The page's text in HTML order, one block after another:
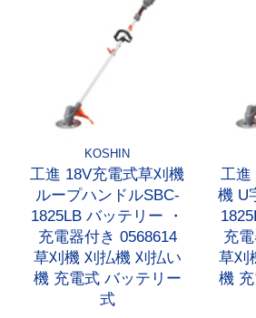
KOSHIN
工進 18V充電式草刈機
ループハンドルSBC-
1825LB バッテリー ・
充電器付き 0568614
草刈機 刈払機 刈払い
機 充電式 バッテリー
式
工進
機 U
充
草刈
機